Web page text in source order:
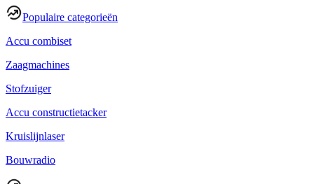
Populaire categorieën
Accu combiset
Zaagmachines
Stofzuiger
Accu constructietacker
Kruislijnlaser
Bouwradio